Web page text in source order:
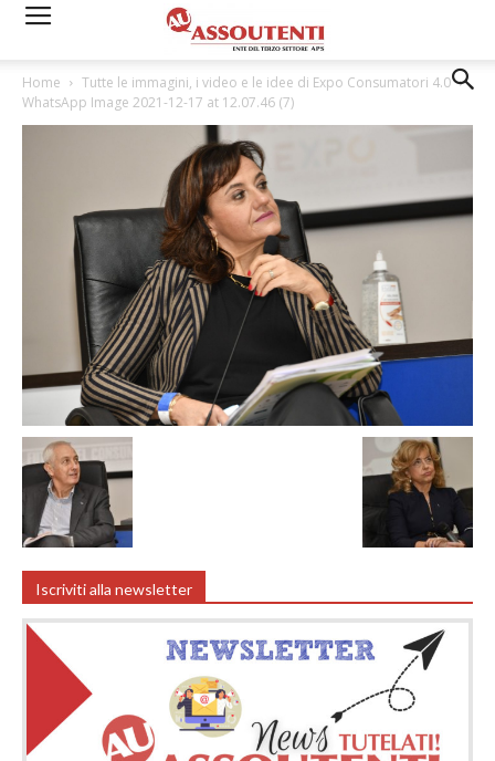
Home
Tutte le immagini, i video e le idee di Expo Consumatori 4.0
WhatsApp Image 2021-12-17 at 12.07.46 (7)
Iscriviti alla newsletter